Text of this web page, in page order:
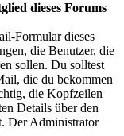
dieses Forums
Formular dieses
die Benutzer, die
sollen. Du solltest
die du bekommen
die Kopfzeilen
Details über den
Der Administrator